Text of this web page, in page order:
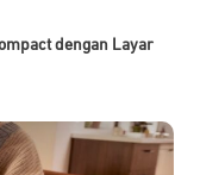
dengan Layar